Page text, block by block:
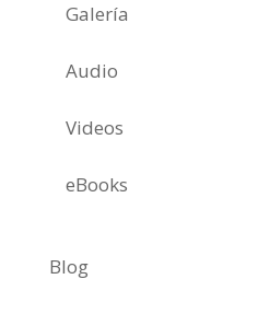
Galería
Audio
Videos
eBooks
Blog